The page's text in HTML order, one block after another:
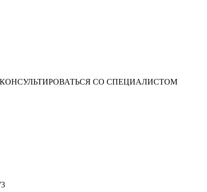
СО СПЕЦИАЛИСТОМ